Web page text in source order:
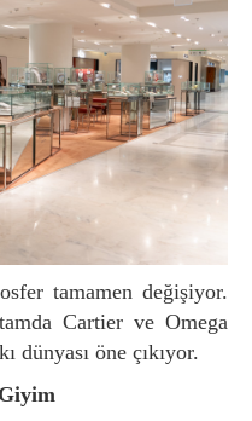
Cartier ve Omega
dünyası öne çıkıyor.